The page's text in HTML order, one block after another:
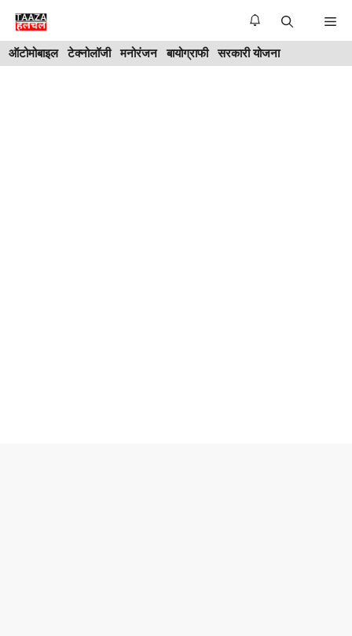
Skip
content
ऑटोमोबाइल टेक्नोलॉजी मनोरंजन बायोग्राफी सरकारी योजना